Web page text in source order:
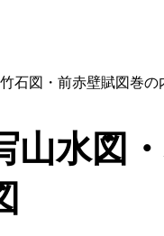
石図・前赤壁賦図巻
山水図